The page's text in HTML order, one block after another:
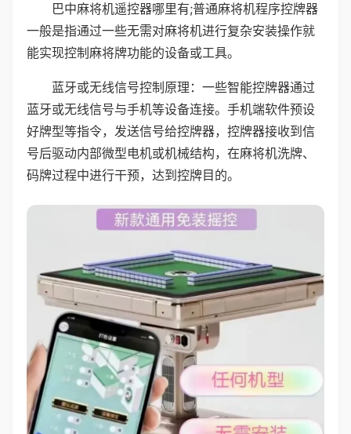
巴中麻将机遥控器哪里有;普通麻将机程序控牌器
一般是指通过一些无需对麻将机进行复杂安装操作就
能实现控制麻将牌功能的设备或工具。
蓝牙或无线信号控制原理：一些智能控牌器通过
蓝牙或无线信号与手机等设备连接。手机端软件预设
好牌型等指令，发送信号给控牌器，控牌器接收到信
号后驱动内部微型电机或机械结构，在麻将机洗牌、
码牌过程中进行干预，达到控牌目的。